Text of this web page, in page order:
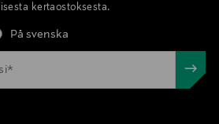
kertaostoksesta.
På svenska